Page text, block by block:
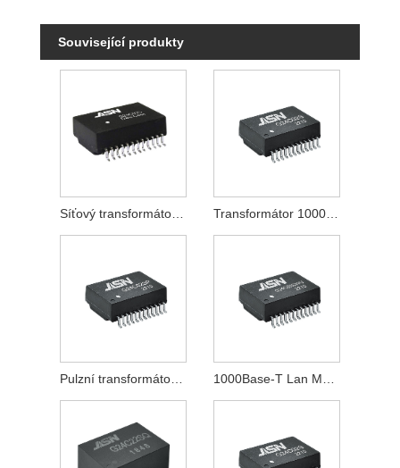
Související produkty
Síťový transformátor 1000Base-T Transformátor 1000Base-T Lan
Pulzní transformátor 1000Base-T 1000Base-T Lan Magnetics